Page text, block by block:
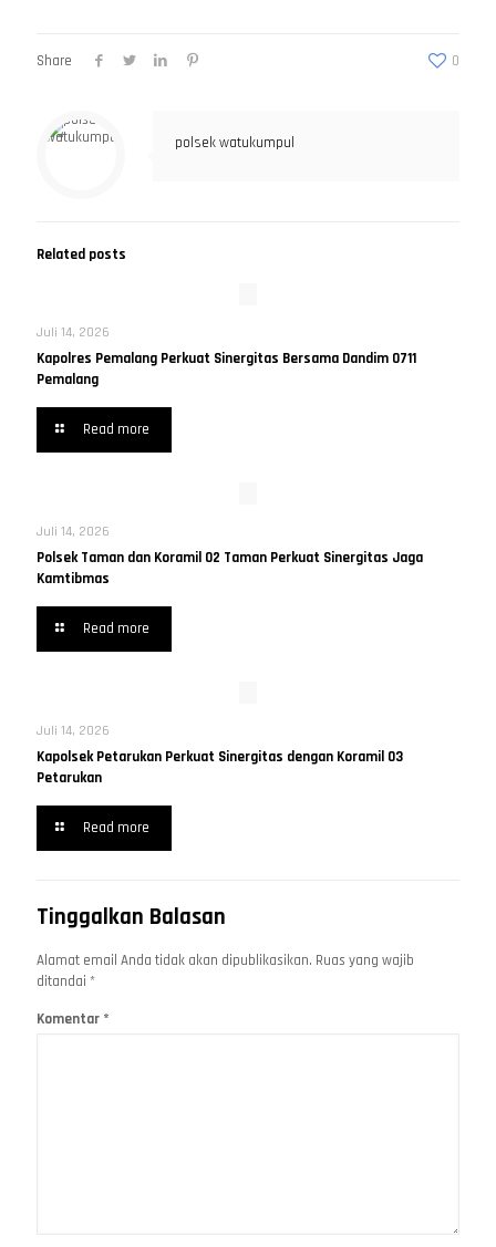
Share 0
polsek watukumpul
Related posts
Juli 14, 2026
Kapolres Pemalang Perkuat Sinergitas Bersama Dandim 0711
Pemalang
Read more
Juli 14, 2026
Polsek Taman dan Koramil 02 Taman Perkuat Sinergitas Jaga
Kamtibmas
Read more
Juli 14, 2026
Kapolsek Petarukan Perkuat Sinergitas dengan Koramil 03
Petarukan
Read more
Tinggalkan Balasan
Alamat email Anda tidak akan dipublikasikan. Ruas yang wajib
ditandai *
Komentar *